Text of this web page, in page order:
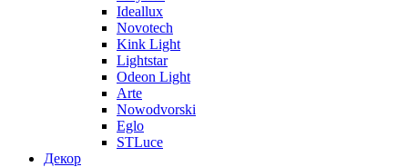
Ideallux
Novotech
Kink Light
Lightstar
Odeon Light
Arte
Nowodvorski
Eglo
STLuce
Декор